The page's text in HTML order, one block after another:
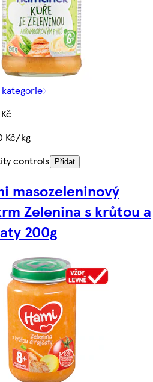
kategorie
Kč/kg
controls
Přidat
masozeleninový
Zelenina s krůtou a
200g